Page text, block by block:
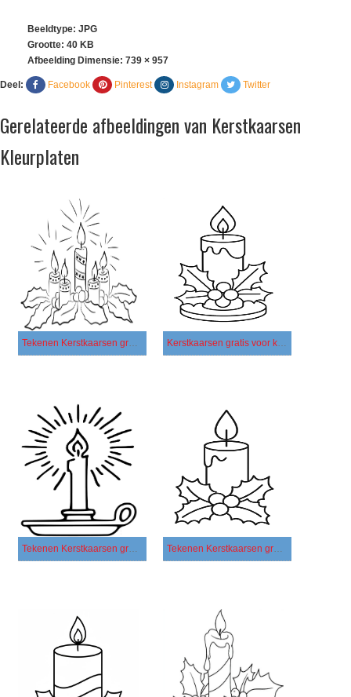
Beeldtype: JPG
Grootte: 40 KB
Afbeelding Dimensie: 739 × 957
Deel: Facebook Pinterest Instagram Twitter
Gerelateerde afbeeldingen van Kerstkaarsen
Kleurplaten
Tekenen Kerstkaarsen gratis basis Kerstkaarsen gratis voor kinderen
Tekenen Kerstkaarsen gratis eenvoudig Tekenen Kerstkaarsen gratis afdrukbaar basis